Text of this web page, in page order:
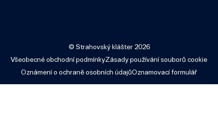
© Strahovský klášter 2026
Všeobecné obchodní podmínkyZásady používání souborů cookie
Oznámení o ochraně osobních údajůOznamovací formulář